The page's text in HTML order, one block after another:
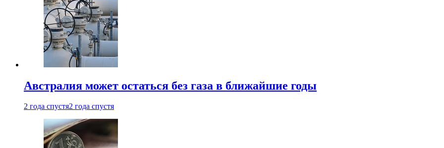
Австралия может остаться без газа в ближайшие годы
2 года спустя2 года спустя